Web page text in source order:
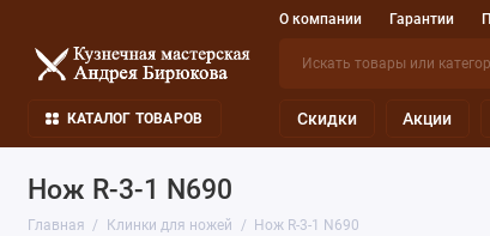
О компании Гарантии
КАТАЛОГ ТОВАРОВ Скидки Акции
Нож R-3-1 N690
Главная Клинки для ножей Нож R-3-1 N690